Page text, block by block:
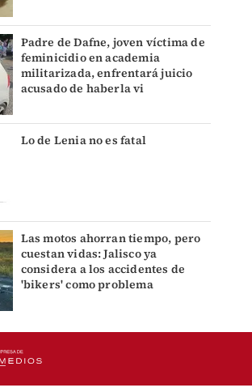
Padre de Dafne, joven víctima de
feminicidio en academia
militarizada, enfrentará juicio
acusado de haberla vi
Lo de Lenia no es fatal
Las motos ahorran tiempo, pero
cuestan vidas: Jalisco ya
considera a los accidentes de
'bikers' como problema